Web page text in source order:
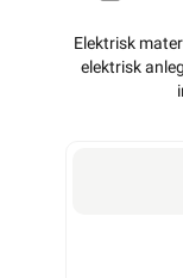
Elektrisk
elektrisk